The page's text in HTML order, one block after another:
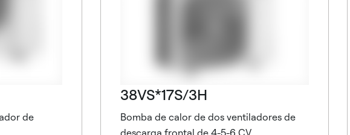
de
38VS*17S/3H
Bomba de calor de dos ventiladores de
descarga frontal de 4-5-6 CV